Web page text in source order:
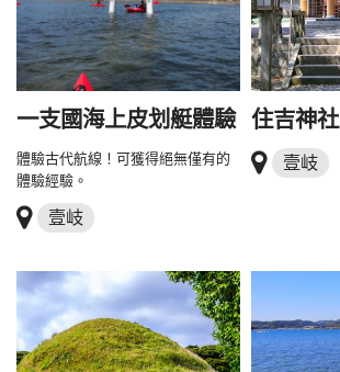
一支國海上皮划艇體驗
體驗古代航線！可獲得絕無僅有的
體驗經驗。
壹岐
住吉神社
壹岐